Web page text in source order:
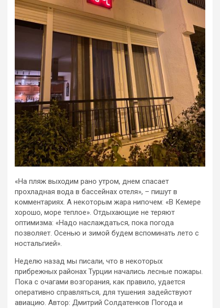
«На пляж выходим рано утром, днем спасает
прохладная вода в бассейнах отеля», – пишут в
комментариях. А некоторым жара нипочем: «В Кемере
хорошо, море теплое». Отдыхающие не теряют
оптимизма: «Надо наслаждаться, пока погода
позволяет. Осенью и зимой будем вспоминать лето с
ностальгией».
Неделю назад мы писали, что в некоторых
прибрежных районах Турции начались лесные пожары.
Пока с очагами возгорания, как правило, удается
оперативно справляться, для тушения задействуют
авиацию. Автор: Дмитрий Солдатенков Погода и